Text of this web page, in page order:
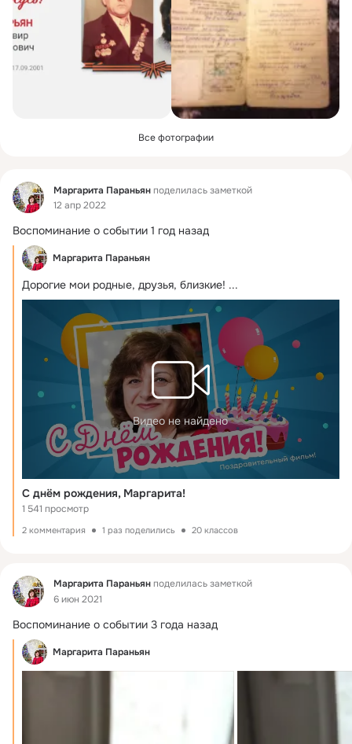
Все фотографии
Фид Маргарита Параньянподелилась заметкой
12 апр 2022
Воспоминание о событии 1 год назад
Маргарита Параньян
Дорогие мои родные, друзья, близкие! ...
Видео не найдено
С днём рождения, Маргарита!
1 541 просмотр
2 комментария 1 раз поделились 20 классов
Фид Маргарита Параньянподелилась заметкой
6 июн 2021
Воспоминание о событии 3 года назад
Маргарита Параньян